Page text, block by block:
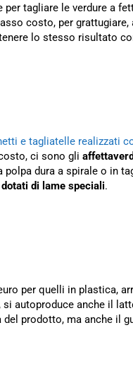
per tagliare le verdure a
costo, per
lo stesso risultato
e tagliatelle realizzati
ci sono gli
polpa dura a spirale o in
di lame speciali.
per quelli in plastica,
autoproduce anche il
prodotto, ma anche il